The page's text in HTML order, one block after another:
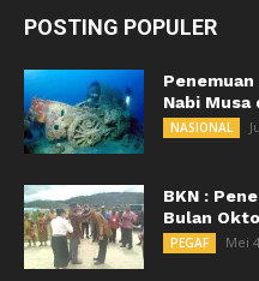
POSTING POPULER
Nabi Musa
NASIONAL
BKN :
Bulan
PEGAF Mei